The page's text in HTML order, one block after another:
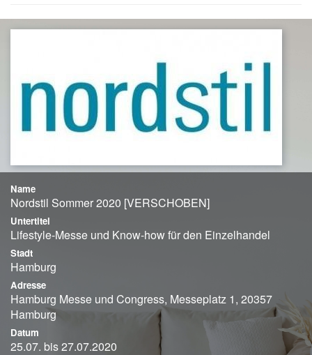
Name
Nordstil Sommer 2020 [VERSCHOBEN]
Untertitel
Lifestyle-Messe und Know-how für den Einzelhandel
Stadt
Hamburg
Adresse
Hamburg Messe und Congress, Messeplatz 1, 20357
Hamburg
Datum
25.07. bis 27.07.2020